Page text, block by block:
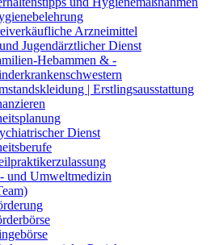
Arzneimittel
Jugendärztlicher Dienst
Hebammen & -
| Erstlingsausstattung
Dienst
und Umweltmedizin